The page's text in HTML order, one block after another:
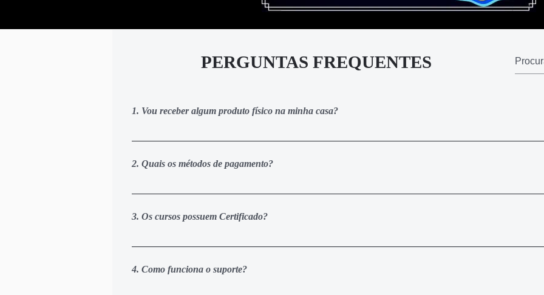
PERGUNTAS FREQUENTES
1. Vou receber algum produto físico na minha casa?
Não. Todo o conteúdo do treinamento é 100% online. Assim que realizar a sua inscrição, você
2. Quais os métodos de pagamento?
Você pode pagar via cartão de crédito e parcelar em até 12x. Caso opte por realizar o pagamento à
acesso de 1 a 3 dias úteis após o pagamento do boleto.
3. Os cursos possuem Certificado?
Sim, Com CERTEZA. Ao concluir a carga horária mínima de 35% das aulas de cada curso, você pode
momento de efetuar a inscrição e cadastro. Você receberá 1 certificado nominal (com o seu nome e
4. Como funciona o suporte?